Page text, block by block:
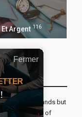
Argent 116
Matin
seeking new lands but
destinations of
Fermer